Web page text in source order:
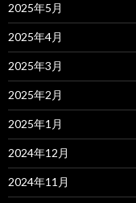
2025年5月
2025年4月
2025年3月
2025年2月
2025年1月
2024年12月
2024年11月